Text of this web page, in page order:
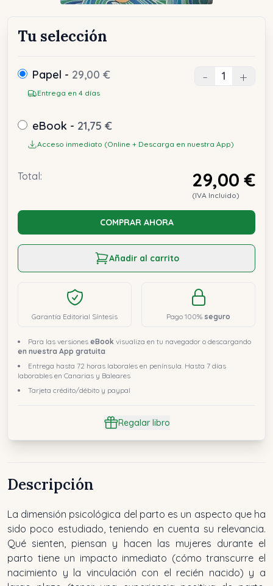
Tu selección
Papel - 29,00 €
Entrega en 4 días
- +
eBook - 21,75 €
Acceso inmediato (Online + Descarga en nuestra App)
Total: 29,00 €
(IVA Incluido)
COMPRAR AHORA
Añadir al carrito
Garantía Editorial Síntesis Pago 100% seguro
Para las versiones eBook visualiza en tu navegador o descargando
en nuestra App gratuita
Entrega hasta 72 horas laborales en península. Hasta 7 días
laborables en Canarias y Baleares
Tarjeta crédito/débito y paypal
Regalar libro
Descripción
La dimensión psicológica del parto es un aspecto que ha
sido poco estudiado, teniendo en cuenta su relevancia.
Qué sienten, piensan y hacen las mujeres durante el
parto tiene un impacto inmediato (cómo transcurre el
nacimiento y la vinculación con el recién nacido) y a